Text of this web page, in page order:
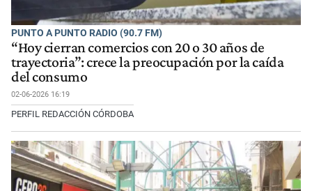
PUNTO A PUNTO RADIO (90.7 FM)
“Hoy cierran comercios con 20 o 30 años de
trayectoria”: crece la preocupación por la caída
del consumo
02-06-2026 16:19
PERFIL REDACCIÓN CÓRDOBA